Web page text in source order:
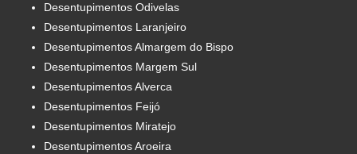
Desentupimentos Odivelas
Desentupimentos Laranjeiro
Desentupimentos Almargem do Bispo
Desentupimentos Margem Sul
Desentupimentos Alverca
Desentupimentos Feijó
Desentupimentos Miratejo
Desentupimentos Aroeira